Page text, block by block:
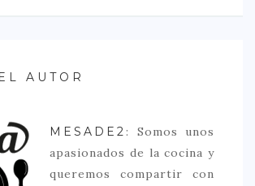
AUTOR
MESADE2: Somos unos
apasionados de la cocina y
queremos compartir con